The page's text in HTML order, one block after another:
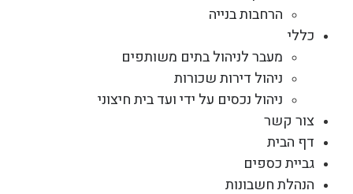
הרחבות בנייה
כללי
מעבר לניהול בתים משותפים
ניהול דירות שכורות
ניהול נכסים על ידי ועד בית חיצוני
צור קשר
דף הבית
גביית כספים
הנהלת חשבונות